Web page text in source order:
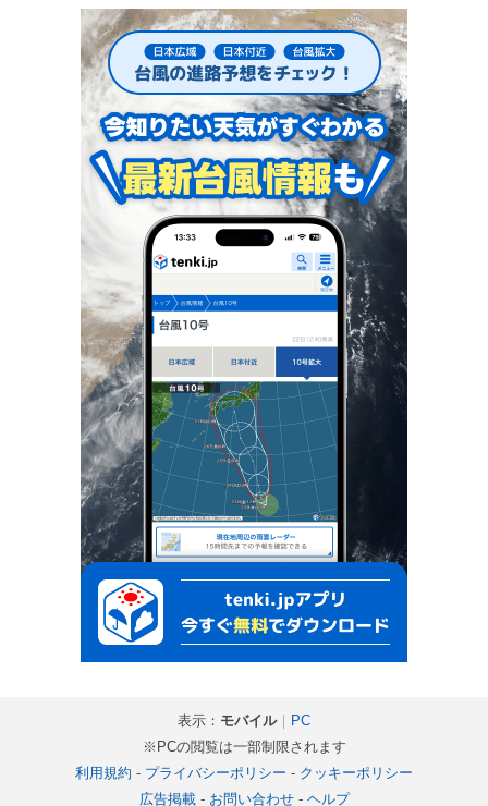
表示： モバイル｜
PC
※PCの閲覧は一部制限されます
利用規約 - プライバシーポリシー - クッキーポリシー
広告掲載- お問い合わせ- ヘルプ